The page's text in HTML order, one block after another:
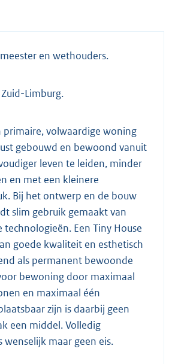
en wethouders.
Limburg.
primaire, volwaardige woning
gebouwd en bewoond vanuit
leven te leiden, minder
en met een kleinere
Bij het ontwerp en de bouw
slim gebruik gemaakt van
Een Tiny House
goede kwaliteit en esthetisch
als permanent bewoonde
bewoning door maximaal
en maximaal één
zijn is daarbij geen
een middel. Volledig
wenselijk maar geen eis.